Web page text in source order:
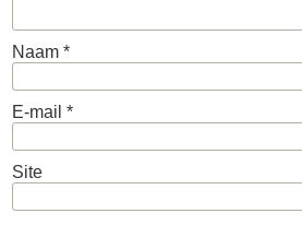
Naam *
E-mail *
Site